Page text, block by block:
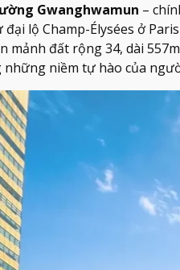
Gwanghwamun –
lộ Champ-Élysées ở
mảnh đất rộng 34, dài
niềm tự hào của